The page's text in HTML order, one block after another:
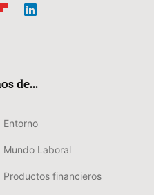
de...
Entorno
Mundo Laboral
Productos financieros